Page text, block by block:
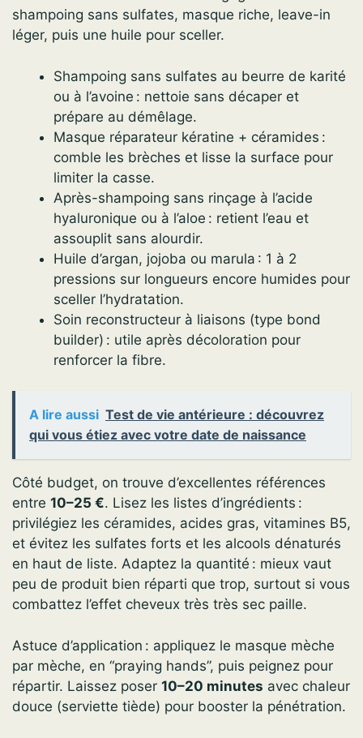
shampoing sans sulfates, masque riche, leave-in
léger, puis une huile pour sceller.
Shampoing sans sulfates au beurre de karité
ou à l’avoine : nettoie sans décaper et
prépare au démêlage.
Masque réparateur kératine + céramides :
comble les brèches et lisse la surface pour
limiter la casse.
Après-shampoing sans rinçage à l’acide
hyaluronique ou à l’aloe : retient l’eau et
assouplit sans alourdir.
Huile d’argan, jojoba ou marula : 1 à 2
pressions sur longueurs encore humides pour
sceller l’hydratation.
Soin reconstructeur à liaisons (type bond
builder) : utile après décoloration pour
renforcer la fibre.
A lire aussi Test de vie antérieure : découvrez
qui vous étiez avec votre date de naissance
Côté budget, on trouve d’excellentes références
entre 10–25 €. Lisez les listes d’ingrédients :
privilégiez les céramides, acides gras, vitamines B5,
et évitez les sulfates forts et les alcools dénaturés
en haut de liste. Adaptez la quantité : mieux vaut
peu de produit bien réparti que trop, surtout si vous
combattez l’effet cheveux très très sec paille.
Astuce d’application : appliquez le masque mèche
par mèche, en “praying hands”, puis peignez pour
répartir. Laissez poser 10–20 minutes avec chaleur
douce (serviette tiède) pour booster la pénétration.